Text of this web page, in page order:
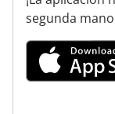
Volquete De
Volquete De
Volteador De
segunda